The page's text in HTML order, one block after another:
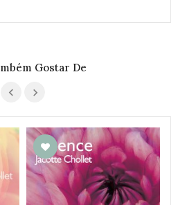
Gostar De